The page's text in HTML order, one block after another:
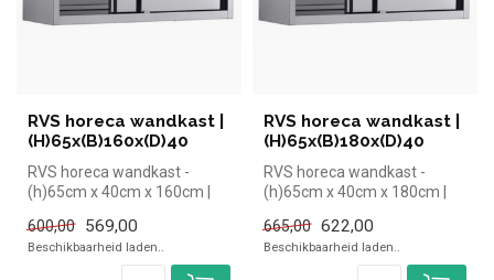
RVS horeca wandkast |
(H)65x(B)160x(D)40
RVS horeca wandkast -
(h)65cm x 40cm x 160cm |
de h...
600,00 569,00
Beschikbaarheid laden..
RVS horeca wandkast |
(H)65x(B)180x(D)40
RVS horeca wandkast -
(h)65cm x 40cm x 180cm |
de h...
665,00 622,00
Beschikbaarheid laden..